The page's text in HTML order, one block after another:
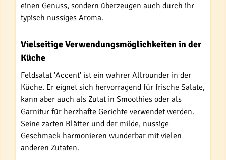
einen Genuss, sondern überzeugen auch durch ihr
typisch nussiges Aroma.
Vielseitige Verwendungsmöglichkeiten in der
Küche
Feldsalat 'Accent' ist ein wahrer Allrounder in der
Küche. Er eignet sich hervorragend für frische Salate,
kann aber auch als Zutat in Smoothies oder als
Garnitur für herzhafte Gerichte verwendet werden.
Seine zarten Blätter und der milde, nussige
Geschmack harmonieren wunderbar mit vielen
anderen Zutaten.